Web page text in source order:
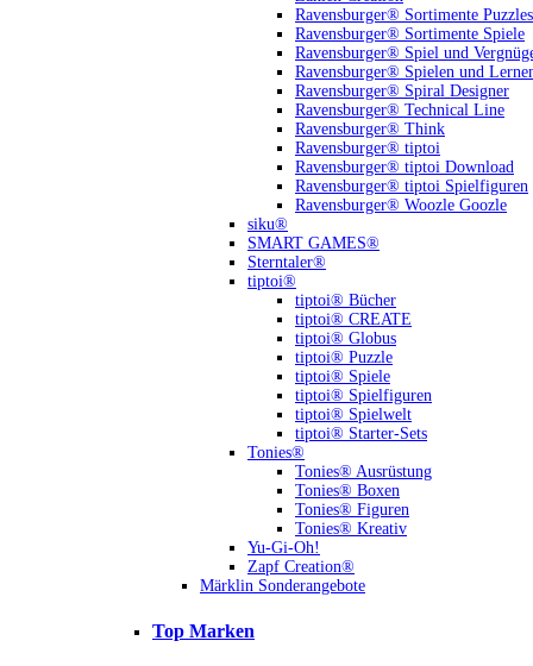
Ravensburger® Sortimente Puzzles
Ravensburger® Sortimente Spiele
Ravensburger® Spiel und
Ravensburger® Spielen und
Ravensburger® Spiral Designer
Ravensburger® Technical Line
Ravensburger® Think
Ravensburger® tiptoi
Ravensburger® tiptoi Download
Ravensburger® tiptoi Spielfiguren
Ravensburger® Woozle Goozle
siku®
SMART GAMES®
Sterntaler®
tiptoi®
tiptoi® Bücher
tiptoi® CREATE
tiptoi® Globus
tiptoi® Puzzle
tiptoi® Spiele
tiptoi® Spielfiguren
tiptoi® Spielwelt
tiptoi® Starter-Sets
Tonies®
Tonies® Ausrüstung
Tonies® Boxen
Tonies® Figuren
Tonies® Kreativ
Yu-Gi-Oh!
Zapf Creation®
Märklin Sonderangebote
Top Marken